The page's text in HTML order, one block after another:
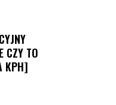
CZY TO
KPH]